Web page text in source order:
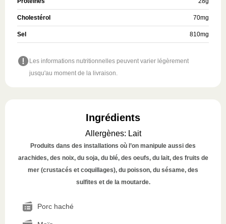
Cholestérol 70mg
Sel 810mg
Les informations nutritionnelles peuvent varier légèrement
jusqu'au moment de la livraison.
Ingrédients
Allergènes: Lait
Produits dans des installations où l’on manipule aussi des
arachides, des noix, du soja, du blé, des oeufs, du lait, des fruits de
mer (crustacés et coquillages), du poisson, du sésame, des
sulfites et de la moutarde.
Porc haché